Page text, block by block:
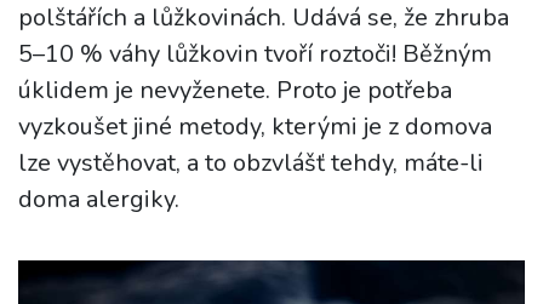
polštářích a lůžkovinách. Udává se, že zhruba
5–10 % váhy lůžkovin tvoří roztoči! Běžným
úklidem je nevyženete. Proto je potřeba
vyzkoušet jiné metody, kterými je z domova
lze vystěhovat, a to obzvlášť tehdy, máte-li
doma alergiky.